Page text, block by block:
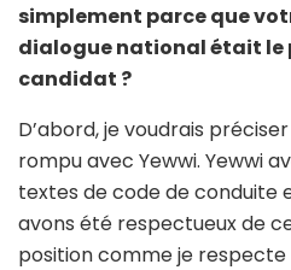
simplement parce que
dialogue national était le
candidat ?
D’abord, je voudrais
rompu avec Yewwi. Yewwi
textes de code de conduite
avons été respectueux de
position comme je respecte